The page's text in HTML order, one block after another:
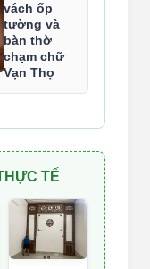
vách ốp
tường và
bàn thờ
chạm chữ
Vạn Thọ
TẾ